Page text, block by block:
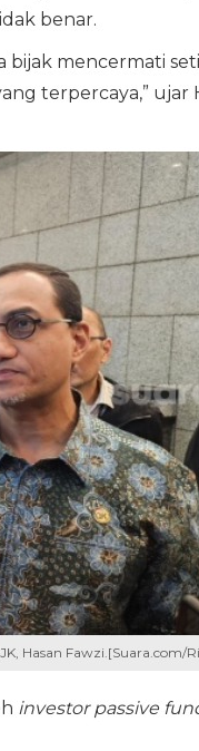
benar.
bijak mencermati
terpercaya,” ujar
Hasan Fawzi.[Suara.com/
investor passive